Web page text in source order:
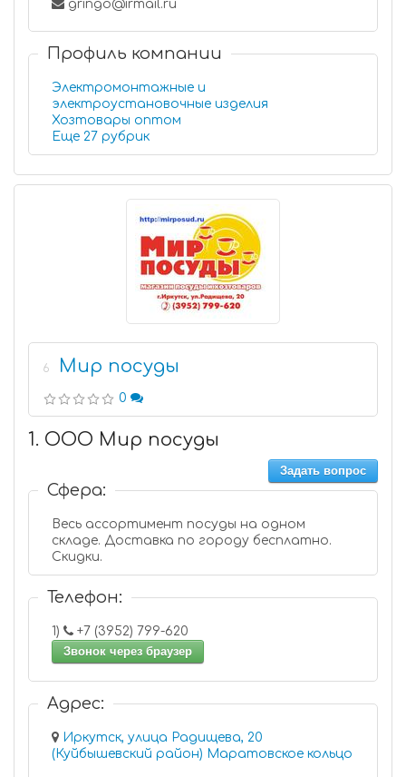
gringo@irmail.ru
Профиль компании
Электромонтажные и
электроустановочные изделия
Хозтовары оптом
Еще 27 рубрик
6 Мир посуды
0
1. ООО Мир посуды
Задать вопрос
Сфера:
Весь ассортимент посуды на одном
складе. Доставка по городу бесплатно.
Скидки.
Телефон:
1)
+7 (3952) 799-620
Звонок через браузер
Адрес:
Иркутск, улица Радищева, 20
(Куйбышевский район) Маратовское кольцо